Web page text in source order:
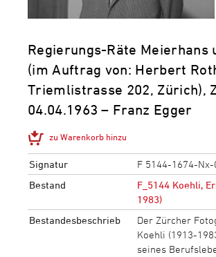
Regierungs-Räte Meierhans
(im Auftrag von: Herbert
Triemlistrasse 202, Zürich),
04.04.1963 – Franz Egger
zu Warenkorb hinzu
Signatur
F 5144-1674-Nx-
Bestand
F_5144 Koehli,
1983)
Bestandesbeschrieb
Der Zürcher
Koehli (1913-
seines